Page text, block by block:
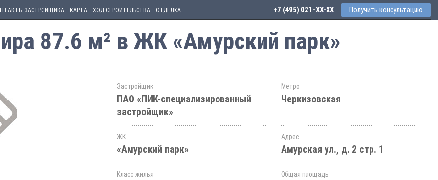
ЗАСТРОЙЩИКА КАРТА ХОД СТРОИТЕЛЬСТВА ОТДЕЛКА +7 (495) 021-41-76 Получить консультацию
87.6 м² в ЖК «Амурский парк»
Застройщик
ПАО «ПИК-специализированный
застройщик»
Метро
Черкизовская
ЖК
«Амурский парк»
Адрес
Амурская ул., д. 2 стр. 1
Класс жилья Общая площадь